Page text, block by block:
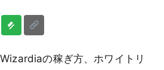
の稼ぎ方、ホワイトリ